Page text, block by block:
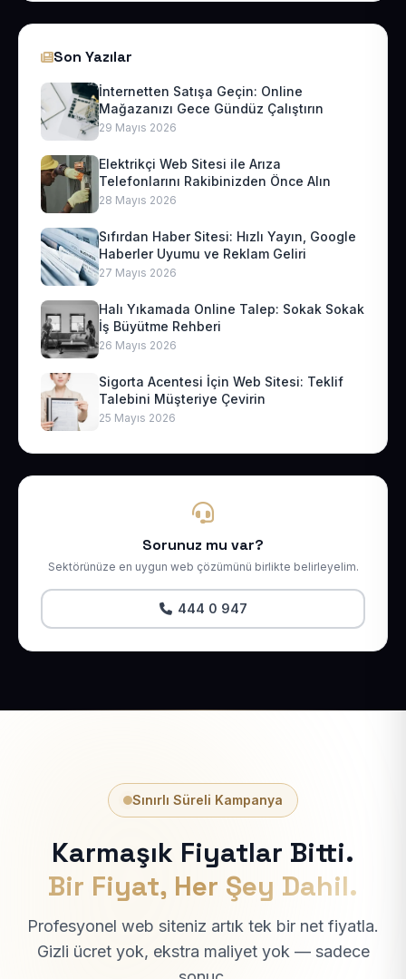
Son Yazılar
İnternetten Satışa Geçin: Online
Mağazanızı Gece Gündüz Çalıştırın
29 Mayıs 2026
Elektrikçi Web Sitesi ile Arıza
Telefonlarını Rakibinizden Önce Alın
28 Mayıs 2026
Sıfırdan Haber Sitesi: Hızlı Yayın, Google
Haberler Uyumu ve Reklam Geliri
27 Mayıs 2026
Halı Yıkamada Online Talep: Sokak Sokak
İş Büyütme Rehberi
26 Mayıs 2026
Sigorta Acentesi İçin Web Sitesi: Teklif
Talebini Müşteriye Çevirin
25 Mayıs 2026
Sorunuz mu var?
Sektörünüze en uygun web çözümünü birlikte belirleyelim.
444 0 947
Sınırlı Süreli Kampanya
Karmaşık Fiyatlar Bitti.
Bir Fiyat, Her Şey Dahil.
Profesyonel web siteniz artık tek bir net fiyatla.
Gizli ücret yok, ekstra maliyet yok — sadece